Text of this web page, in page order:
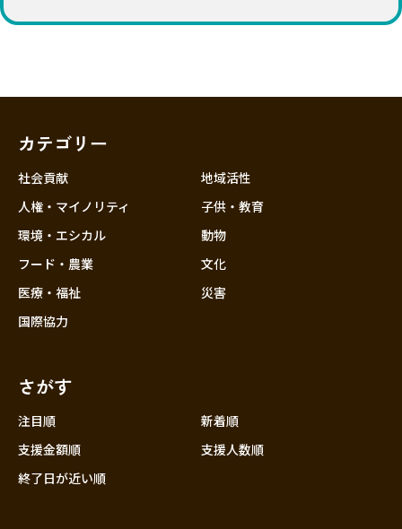
石川
近畿
中国
カテゴリー
社会貢献
人権・マイノリティ
環境・エシカル
フード・農業
医療・福祉
国際協力
地域活性
子供・教育
動物
文化
災害
さがす
注目順
新着順
支援金額順
支援人数順
終了日が近い順